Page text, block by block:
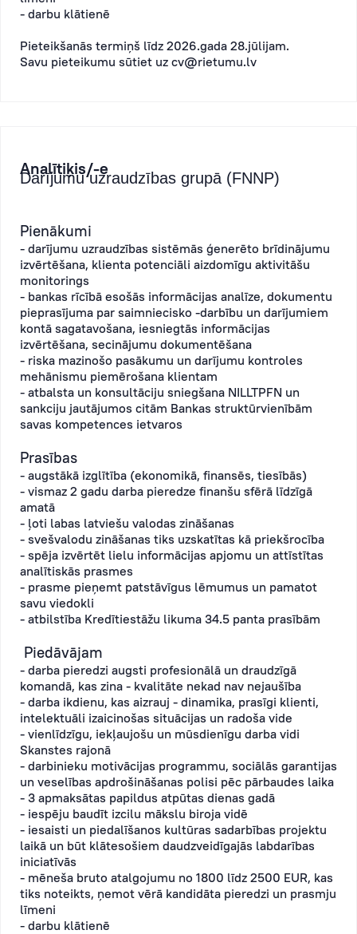
- darbu klātienē
Pieteikšanās termiņš līdz 2026.gada 28.jūlijam.
Savu pieteikumu sūtiet uz cv@rietumu.lv
Analītiķis/-e
Darījumu uzraudzības grupā (FNNP)
Pienākumi
- darījumu uzraudzības sistēmās ģenerēto brīdinājumu
izvērtēšana, klienta potenciāli aizdomīgu aktivitāšu
monitorings
- bankas rīcībā esošās informācijas analīze, dokumentu
pieprasījuma par saimniecisko -darbību un darījumiem
kontā sagatavošana, iesniegtās informācijas
izvērtēšana, secinājumu dokumentēšana
- riska mazinošo pasākumu un darījumu kontroles
mehānismu piemērošana klientam
- atbalsta un konsultāciju sniegšana NILLTPFN un
sankciju jautājumos citām Bankas struktūrvienībām
savas kompetences ietvaros
Prasības
- augstākā izglītība (ekonomikā, finansēs, tiesībās)
- vismaz 2 gadu darba pieredze finanšu sfērā līdzīgā
amatā
- ļoti labas latviešu valodas zināšanas
- svešvalodu zināšanas tiks uzskatītas kā priekšrocība
- spēja izvērtēt lielu informācijas apjomu un attīstītas
analītiskās prasmes
- prasme pieņemt patstāvīgus lēmumus un pamatot
savu viedokli
- atbilstība Kredītiestāžu likuma 34.5 panta prasībām
Piedāvājam
- darba pieredzi augsti profesionālā un draudzīgā
komandā, kas zina - kvalitāte nekad nav nejaušība
- darba ikdienu, kas aizrauj - dinamika, prasīgi klienti,
intelektuāli izaicinošas situācijas un radoša vide
- vienlīdzīgu, iekļaujošu un mūsdienīgu darba vidi
Skanstes rajonā
- darbinieku motivācijas programmu, sociālās garantijas
un veselības apdrošināšanas polisi pēc pārbaudes laika
- 3 apmaksātas papildus atpūtas dienas gadā
- iespēju baudīt izcilu mākslu biroja vidē
- iesaisti un piedalīšanos kultūras sadarbības projektu
laikā un būt klātesošiem daudzveidīgajās labdarības
iniciatīvās
- mēneša bruto atalgojumu no 1800 līdz 2500 EUR, kas
tiks noteikts, ņemot vērā kandidāta pieredzi un prasmju
līmeni
- darbu klātienē